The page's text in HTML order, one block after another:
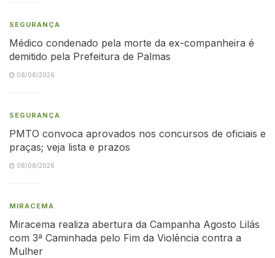
SEGURANÇA
Médico condenado pela morte da ex-companheira é
demitido pela Prefeitura de Palmas
08/08/2026
SEGURANÇA
PMTO convoca aprovados nos concursos de oficiais e
praças; veja lista e prazos
08/08/2026
MIRACEMA
Miracema realiza abertura da Campanha Agosto Lilás
com 3ª Caminhada pelo Fim da Violência contra a
Mulher